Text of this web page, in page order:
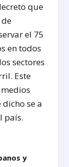
que
el 75
en todos
sectores
Este
se a
país.
y